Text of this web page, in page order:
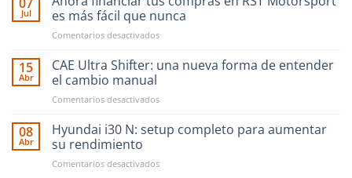
Jul
es más fácil que nunca
Comentarios desactivadosen
financiar
en
Motorsport
fácil
15
Abr
CAE Ultra Shifter: una nueva forma de entender
el cambio manual
Comentarios desactivadosen
Ultra
Shifter:
nueva
08
Abr
Hyundai i30 N: setup completo para aumentar
su rendimiento
Comentarios desactivadosen